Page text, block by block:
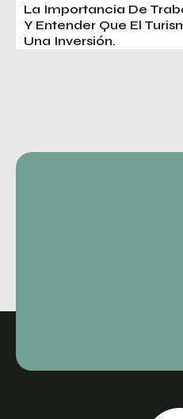
La Importancia De
Y Entender Que El
Una Inversión.